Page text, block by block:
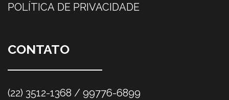
POLÍTICA DE PRIVACIDADE
CONTATO
(22) 3512-1368 / 99776-6899